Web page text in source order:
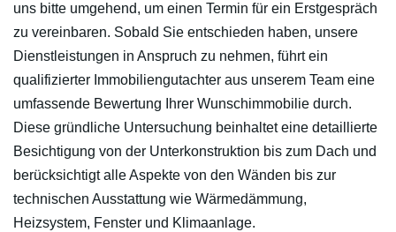
uns bitte umgehend, um einen Termin für ein Erstgespräch
zu vereinbaren. Sobald Sie entschieden haben, unsere
Dienstleistungen in Anspruch zu nehmen, führt ein
qualifizierter Immobiliengutachter aus unserem Team eine
umfassende Bewertung Ihrer Wunschimmobilie durch.
Diese gründliche Untersuchung beinhaltet eine detaillierte
Besichtigung von der Unterkonstruktion bis zum Dach und
berücksichtigt alle Aspekte von den Wänden bis zur
technischen Ausstattung wie Wärmedämmung,
Heizsystem, Fenster und Klimaanlage.